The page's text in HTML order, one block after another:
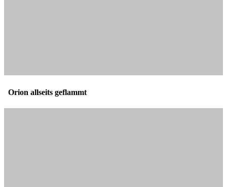
Orion allseits geflammt